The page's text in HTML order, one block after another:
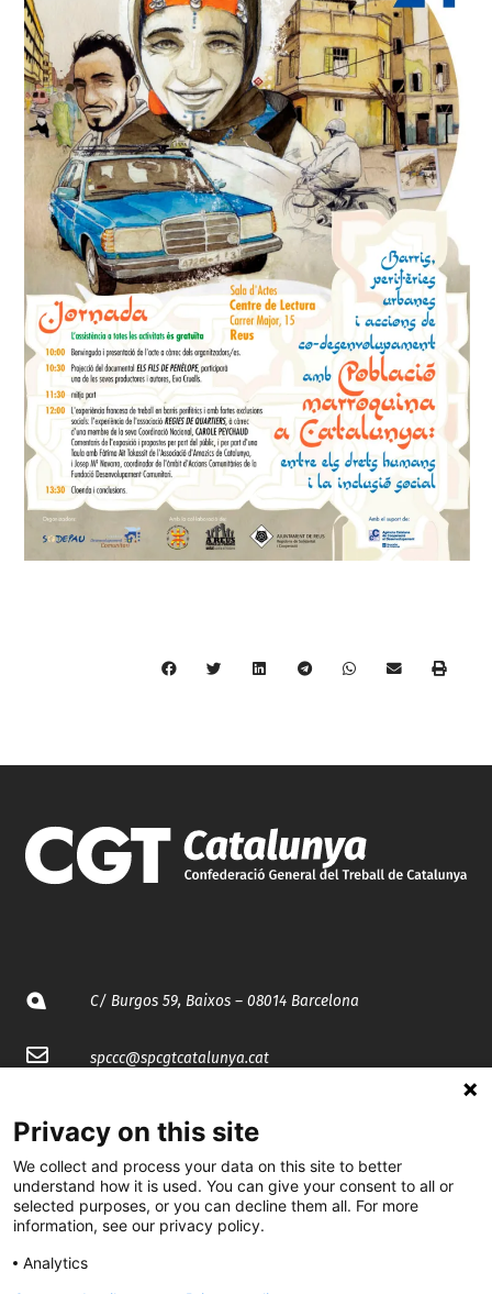
C/ Burgos 59, Baixos – 08014 Barcelona
spccc@spcgtcatalunya.cat
@CGTCatalunya
cgtcatalunya
CGTCatalunya
Privacy on this site
We collect and process your data on this site to better
understand how it is used. You can give your consent to all or
selected purposes, or you can decline them all. For more
information, see our privacy policy.
Analytics